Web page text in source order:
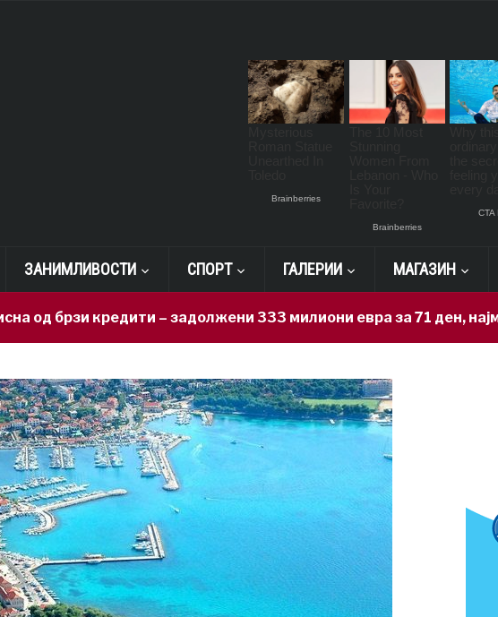
ЗАНИМЛИВОСТИ СПОРТ ГАЛЕРИИ МАГАЗИН
кредити – задолжени 333 милиони евра за 71 ден, најмалку 3